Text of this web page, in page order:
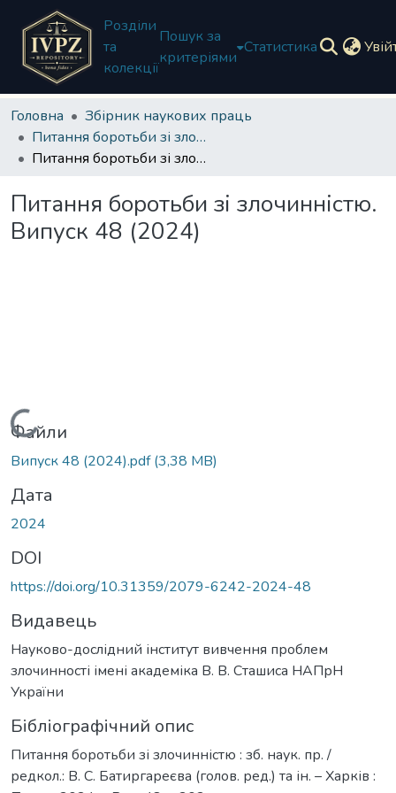
Розділи
та
колекції
Пошук за
критеріями
Статистика
Головна
Збірник наукових праць
Питання боротьби зі злочинністю
Питання боротьби зі злочинністю. Випуск 48 (2024)
Питання боротьби зі злочинністю.
Випуск 48 (2024)
Вантажиться...
Файли
Випуск 48 (2024).pdf(3,38 MB)
Дата
2024
DOI
https://doi.org/10.31359/2079-6242-2024-48
Видавець
Науково-дослідний інститут вивчення проблем
злочинності імені академіка В. В. Сташиса НАПрН
України
Бібліографічний опис
Питання боротьби зі злочинністю : зб. наук. пр. /
редкол.: В. С. Батиргареєва (голов. ред.) та ін. – Харків :